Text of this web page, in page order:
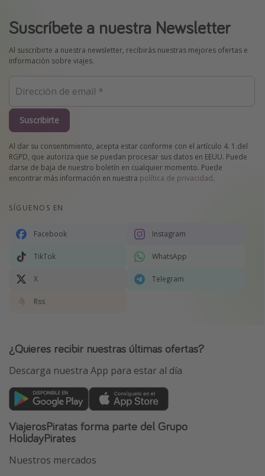
Suscríbete a nuestra Newsletter
Al suscribirte a nuestra newsletter, recibirás nuestras mejores ofertas e
información sobre viajes.
Suscribirte
Al dar su consentimiento, acepta estar conforme con el artículo 4. 1.del
RGPD, que autoriza que se puedan procesar sus datos en EEUU. Puede
darse de baja de nuestro boletín en cualquier momento. Puede
encontrar más información en nuestra política de privacidad.
SÍGUENOS EN
Facebook Instagram
TikTok WhatsApp
X Telegram
Rss
¿Quieres recibir nuestras últimas ofertas?
Descarga nuestra App para estar al día
ViajerosPiratas forma parte del Grupo
HolidayPirates
Nuestros mercados